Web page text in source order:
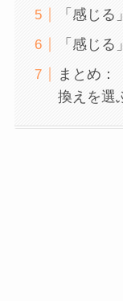
「感じ
「感じ
まとめ：
換えを選